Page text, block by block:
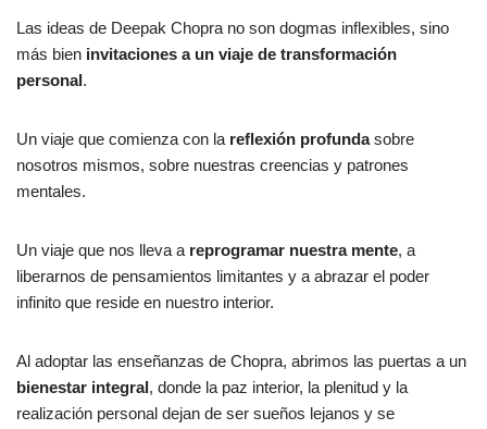
Las ideas de Deepak Chopra no son dogmas inflexibles, sino
más bien invitaciones a un viaje de transformación
personal.
Un viaje que comienza con la reflexión profundasobre
nosotros mismos, sobre nuestras creencias y patrones
mentales.
Un viaje que nos lleva a reprogramar nuestra mente, a
liberarnos de pensamientos limitantes y a abrazar el poder
infinito que reside en nuestro interior.
Al adoptar las enseñanzas de Chopra, abrimos las puertas a un
bienestar integral, donde la paz interior, la plenitud y la
realización personal dejan de ser sueños lejanos y se